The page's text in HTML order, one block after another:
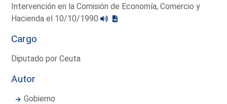
Intervención en la Comisión de Economía, Comercio y
Hacienda el 10/10/1990
Cargo
Diputado por Ceuta
Autor
Gobierno